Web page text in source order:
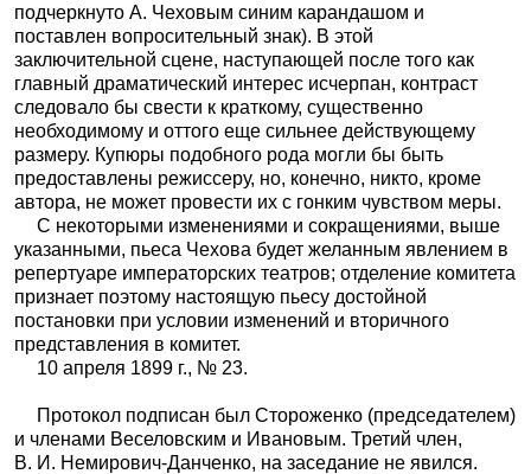
подчеркнуто А. Чеховым синим карандашом и
поставлен вопросительный знак). В этой
заключительной сцене, наступающей после того как
главный драматический интерес исчерпан, контраст
следовало бы свести к краткому, существенно
необходимому и оттого еще сильнее действующему
размеру. Купюры подобного рода могли бы быть
предоставлены режиссеру, но, конечно, никто, кроме
автора, не может провести их с гонким чувством меры.
С некоторыми изменениями и сокращениями, выше
указанными, пьеса Чехова будет желанным явлением в
репертуаре императорских театров; отделение комитета
признает поэтому настоящую пьесу достойной
постановки при условии изменений и вторичного
представления в комитет.
10 апреля 1899 г., № 23.
Протокол подписан был Стороженко (председателем)
и членами Веселовским и Ивановым. Третий член,
В. И. Немирович-Данченко, на заседание не явился.